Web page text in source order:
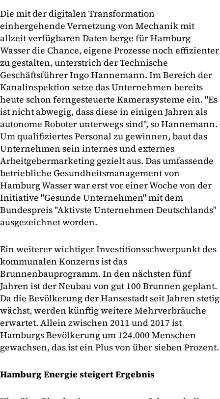
Die mit der digitalen Transformation
einhergehende Vernetzung von Mechanik mit
allzeit verfügbaren Daten berge für Hamburg
Wasser die Chance, eigene Prozesse noch effizienter
zu gestalten, unterstrich der Technische
Geschäftsführer Ingo Hannemann. Im Bereich der
Kanalinspektion setze das Unternehmen bereits
heute schon ferngesteuerte Kamerasysteme ein. "Es
ist nicht abwegig, dass diese in einigen Jahren als
autonome Roboter unterwegs sind", so Hannemann.
Um qualifiziertes Personal zu gewinnen, baut das
Unternehmen sein internes und externes
Arbeitgebermarketing gezielt aus. Das umfassende
betriebliche Gesundheitsmanagement von
Hamburg Wasser war erst vor einer Woche von der
Initiative "Gesunde Unternehmen" mit dem
Bundespreis "Aktivste Unternehmen Deutschlands"
ausgezeichnet worden.
Ein weiterer wichtiger Investitionsschwerpunkt des
kommunalen Konzerns ist das
Brunnenbauprogramm. In den nächsten fünf
Jahren ist der Neubau von gut 100 Brunnen geplant.
Da die Bevölkerung der Hansestadt seit Jahren stetig
wächst, werden künftig weitere Mehrverbräuche
erwartet. Allein zwischen 2011 und 2017 ist
Hamburgs Bevölkerung um 124.000 Menschen
gewachsen, das ist ein Plus von über sieben Prozent.
Hamburg Energie steigert Ergebnis